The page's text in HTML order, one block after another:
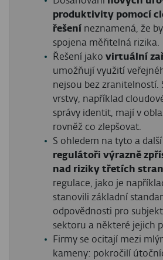
produktivity pomocí
řešení neznamená, že
spojena měřitelná rizika.
Řešení jako virtuální
umožňují využití
nejsou bez zranitelností.
vrstvy, například
správy identit, mají v
rovněž co zlepšovat.
S ohledem na tyto a
regulátoři výrazně
nad riziky třetích stran
regulace, jako je
stanovili základní
odpovědnosti pro
sektoru a některé jejich
Firmy se ocitají mezi
kameny: pokročilí